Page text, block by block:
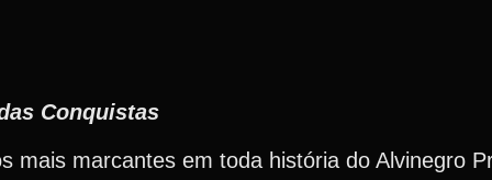
Conquistas
mais marcantes em toda história do Alvinegro